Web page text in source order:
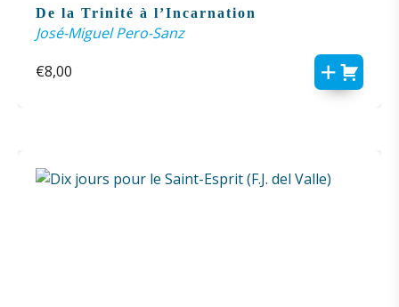
De la Trinité à l’Incarnation
José-Miguel Pero-Sanz
€8,00